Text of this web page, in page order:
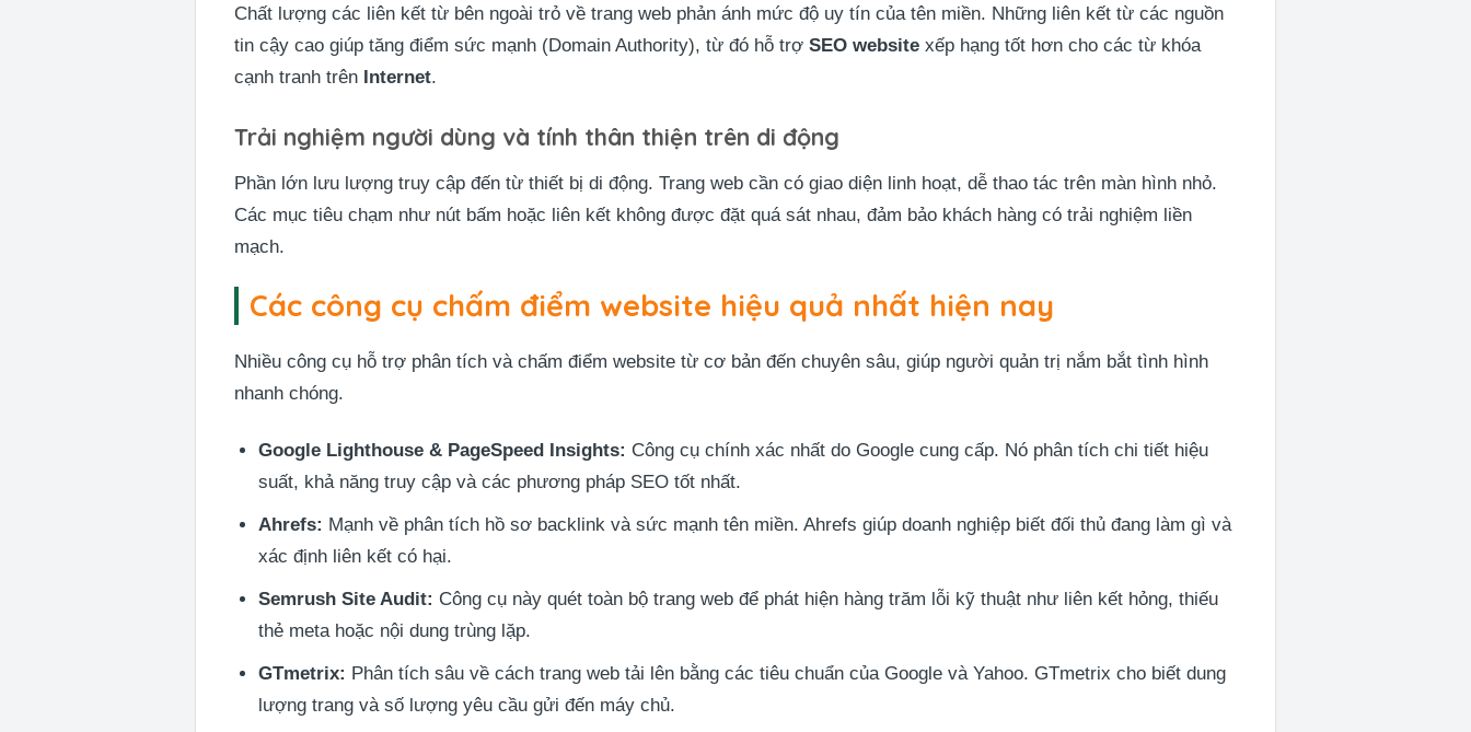
Chất lượng các liên kết từ bên ngoài trỏ về trang web phản ánh mức độ uy tín của tên miền. Những liên kết từ các nguồn
tin cậy cao giúp tăng điểm sức mạnh (Domain Authority), từ đó hỗ trợSEO website xếp hạng tốt hơn cho các từ khóa
cạnh tranh trên Internet.
Trải nghiệm người dùng và tính thân thiện trên di động
Phần lớn lưu lượng truy cập đến từ thiết bị di động. Trang web cần có giao diện linh hoạt, dễ thao tác trên màn hình nhỏ.
Các mục tiêu chạm như nút bấm hoặc liên kết không được đặt quá sát nhau, đảm bảo khách hàng có trải nghiệm liền
mạch.
Các công cụ chấm điểm website hiệu quả nhất hiện nay
Nhiều công cụ hỗ trợ phân tích và chấm điểm website từ cơ bản đến chuyên sâu, giúp người quản trị nắm bắt tình hình
nhanh chóng.
Google Lighthouse & PageSpeed Insights: Công cụ chính xác nhất do Google cung cấp. Nó phân tích chi tiết hiệu
suất, khả năng truy cập và các phương pháp SEO tốt nhất.
Ahrefs: Mạnh về phân tích hồ sơ backlink và sức mạnh tên miền. Ahrefs giúp doanh nghiệp biết đối thủ đang làm gì và
xác định liên kết có hại.
Semrush Site Audit: Công cụ này quét toàn bộ trang web để phát hiện hàng trăm lỗi kỹ thuật như liên kết hỏng, thiếu
thẻ meta hoặc nội dung trùng lặp.
GTmetrix: Phân tích sâu về cách trang web tải lên bằng các tiêu chuẩn của Google và Yahoo. GTmetrix cho biết dung
lượng trang và số lượng yêu cầu gửi đến máy chủ.